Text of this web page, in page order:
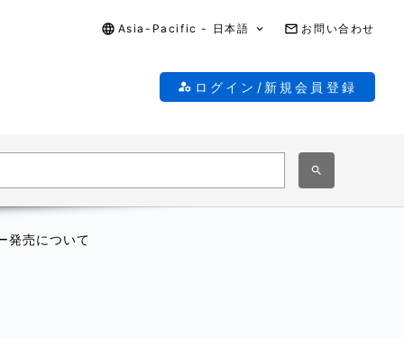
Asia-Pacific - 日本語 お問い合わせ
ログイン/新規会員登録
発売について